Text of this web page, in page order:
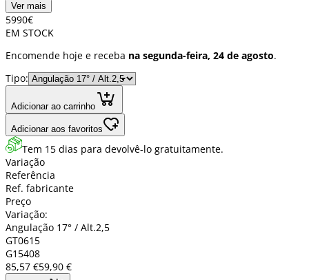
Ver mais
5990€
EM STOCK
Encomende hoje e receba na segunda-feira, 24 de agosto.
Tipo:
Adicionar ao carrinho
Adicionar aos favoritos
Tem 15 dias para devolvê-lo gratuitamente.
Variação
Referência
Ref. fabricante
Preço
Variação:
Angulação 17° / Alt.2,5
GT0615
G15408
85,57 €59,90 €